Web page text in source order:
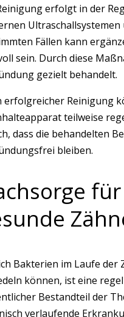
erfolgt in der
Fällen kann
sein. Durch diese
gezielt behandelt.
erfolgreicher Reinigung
teilweise
dass die behandelten
bleiben.
Bakterien im Laufe
können, ist eine
Bestandteil der
verlaufende